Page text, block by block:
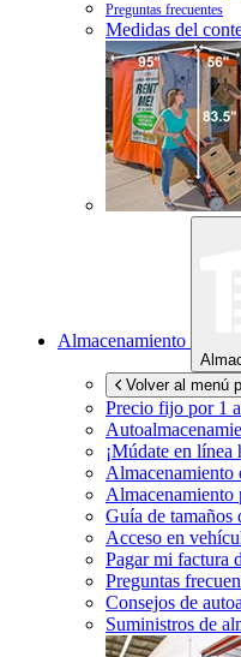
Preguntas frecuentes
Medidas del
Almacenamiento
Volver al menú
Precio fijo por 1
¡Múdate en línea
Almacenamiento
Almacenamiento
Guía de tamaños
Acceso en
Pagar mi factura
Preguntas
Consejos de
Suministros de